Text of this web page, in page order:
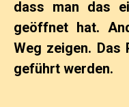
dass man das
geöffnet hat.
Weg zeigen. Das
geführt werden.